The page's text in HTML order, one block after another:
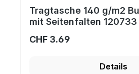
Tragtasche 140 g/m2
mit Seitenfalten 120733
CHF 3.69
Details